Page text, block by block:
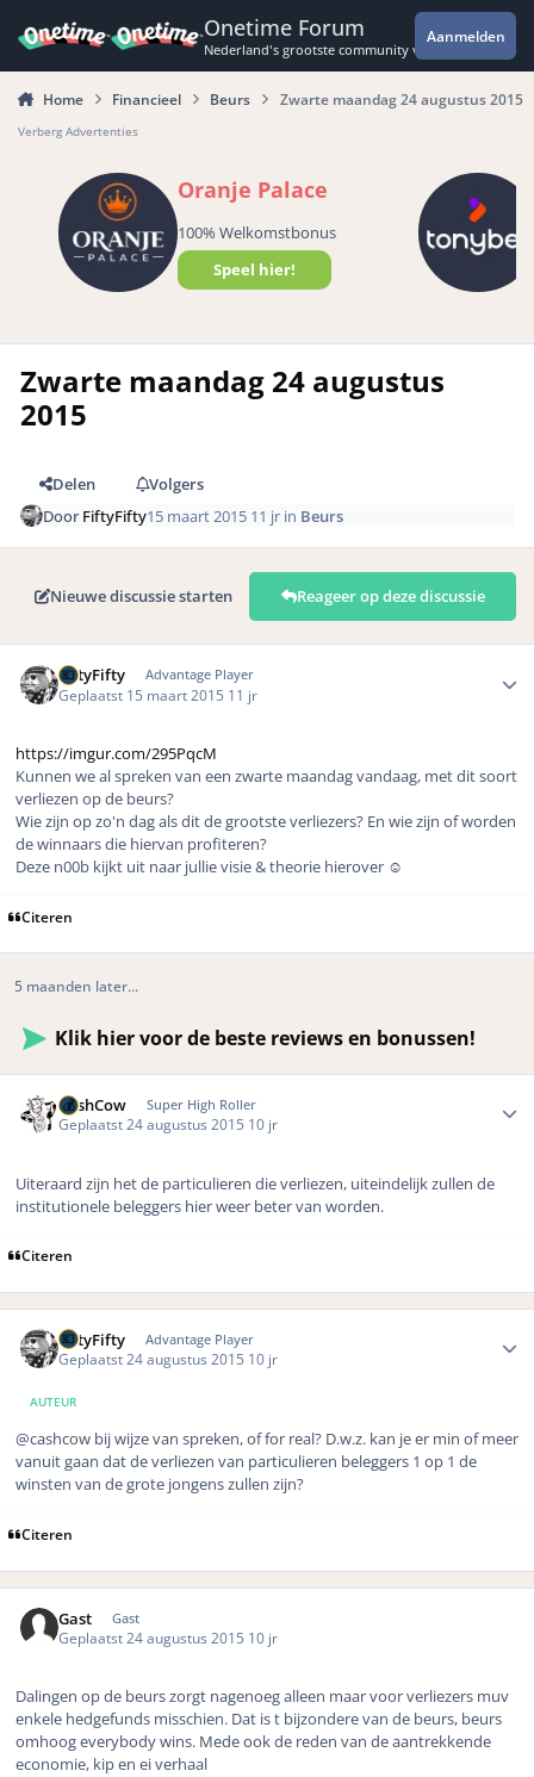
Onetime Forum
Nederland's grootste community voor de
Aanmelden
Home Financieel Beurs Zwarte maandag 24 augustus 2015
Verberg Advertenties
Oranje Palace
100% Welkomstbonus
Speel hier!
Zwarte maandag 24 augustus
2015
Delen
Volgers
DoorFiftyFifty15 maart 2015 11 jr in Beurs
Nieuwe discussie starten Reageer op deze discussie
FiftyFifty Advantage Player
Geplaatst 15 maart 2015 11 jr
https://imgur.com/295PqcM
Kunnen we al spreken van een zwarte maandag vandaag, met dit soort
verliezen op de beurs?
Wie zijn op zo'n dag als dit de grootste verliezers? En wie zijn of worden
de winnaars die hiervan profiteren?
Deze n00b kijkt uit naar jullie visie & theorie hierover ☺️
Citeren
5 maanden later...
Klik hier voor de beste reviews en bonussen!
CashCow Super High Roller
Geplaatst 24 augustus 2015 10 jr
Uiteraard zijn het de particulieren die verliezen, uiteindelijk zullen de
institutionele beleggers hier weer beter van worden.
Citeren
FiftyFifty Advantage Player
Geplaatst 24 augustus 2015 10 jr
AUTEUR
@cashcow bij wijze van spreken, of for real? D.w.z. kan je er min of meer
vanuit gaan dat de verliezen van particulieren beleggers 1 op 1 de
winsten van de grote jongens zullen zijn?
Citeren
Gast Gast
Geplaatst 24 augustus 2015 10 jr
Dalingen op de beurs zorgt nagenoeg alleen maar voor verliezers muv
enkele hedgefunds misschien. Dat is t bijzondere van de beurs, beurs
omhoog everybody wins. Mede ook de reden van de aantrekkende
economie, kip en ei verhaal